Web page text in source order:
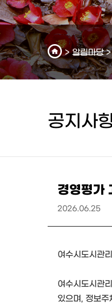
>알림마당
공지사
경영평가
2026.06.25
여수시도시관
여수시도시관
있으며, 정보